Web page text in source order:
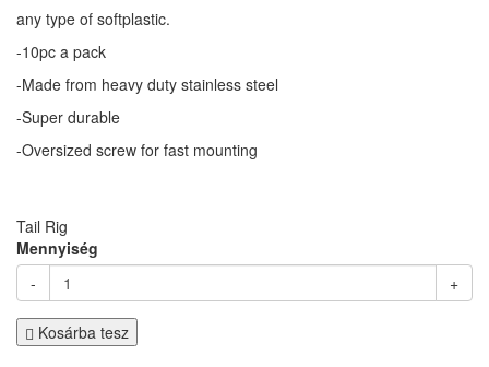
any type of softplastic.
-10pc a pack
-Made from heavy duty stainless steel
-Super durable
-Oversized screw for fast mounting
Tail Rig
Mennyiség
-
+
Kosárba tesz